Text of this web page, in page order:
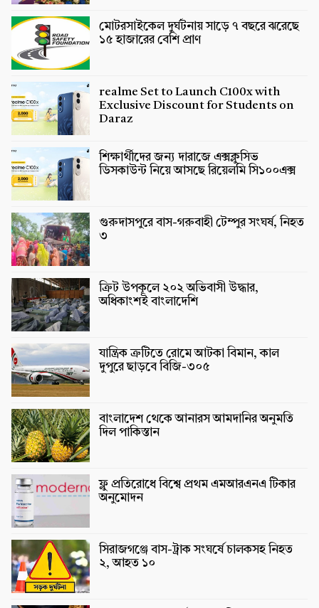
মোটরসাইকেল দুর্ঘটনায় সাড়ে ৭ বছরে ঝরেছে
১৫ হাজারের বেশি প্রাণ
realme Set to Launch C100x with
Exclusive Discount for Students on
Daraz
শিক্ষার্থীদের জন্য দারাজে এক্সক্লুসিভ
ডিসকাউন্ট নিয়ে আসছে রিয়েলমি সি১০০এক্স
গুরুদাসপুরে বাস-গরুবাহী টেম্পুর সংঘর্ষ, নিহত
৩
ক্রিট উপকূলে ২০২ অভিবাসী উদ্ধার,
অধিকাংশই বাংলাদেশি
যান্ত্রিক ত্রুটিতে রোমে আটকা বিমান, কাল
দুপুরে ছাড়বে বিজি-৩০৫
বাংলাদেশ থেকে আনারস আমদানির অনুমতি
দিল পাকিস্তান
ফ্লু প্রতিরোধে বিশ্বে প্রথম এমআরএনএ টিকার
অনুমোদন
সিরাজগঞ্জে বাস-ট্রাক সংঘর্ষে চালকসহ নিহত
২, আহত ১০